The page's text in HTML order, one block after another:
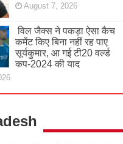
August 7, 2026
विल जैक्स ने पकड़ा ऐसा कैच
कमेंट किए बिना नहीं रह पाए
सूर्यकुमार, आ गई टी20 वर्ल्ड
कप-2024 की याद